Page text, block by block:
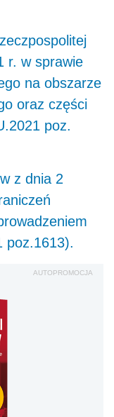
r. w sprawie
na obszarze
oraz części
poz.
z dnia 2
poz.1613).
AUTOPROMOCJA